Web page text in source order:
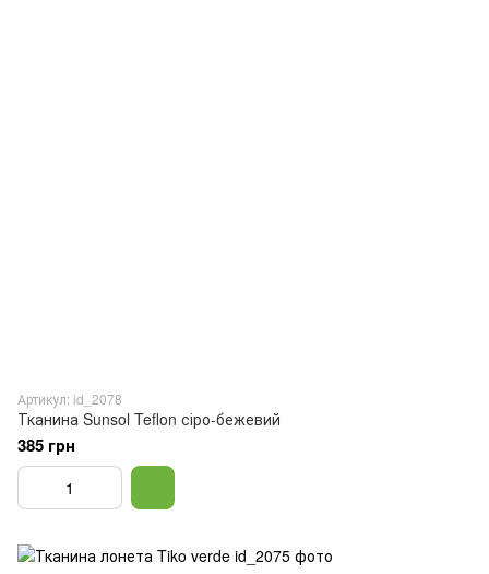
Артикул: id_2078
Тканина Sunsol Teflon сіро-бежевий
385 грн